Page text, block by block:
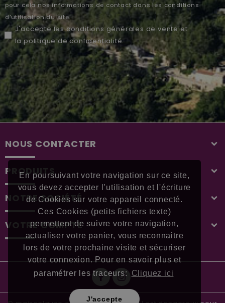
En poursuivant votre navigation sur ce site,
vous devez accepter l’utilisation et l'écriture
de Cookies sur votre appareil connecté.
Ces Cookies (petits fichiers texte)
permettent de suivre votre navigation,
actualiser votre panier, vous reconnaitre
lors de votre prochaine visite et sécuriser
votre connexion. Pour en savoir plus et
paramétrer les traceurs: Cliquez ici
J'accepte
pour cela nos informations de contact dans les conditions
d'utilisation du site.
J'accepte lesconditions générales de vente et
la politique de confidentialité.
NOUS CONTACTER
PRODUITS
NOTRE SOCIÉTÉ
VOTRE COMPTE